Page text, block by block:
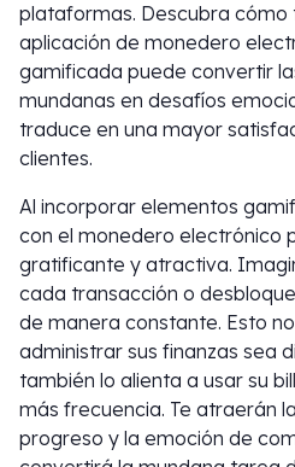
plataformas. Descubra cómo
aplicación de monedero
gamificada puede convertir
mundanas en desafíos
traduce en una mayor
clientes.
Al incorporar elementos
con el monedero electrónico
gratificante y atractiva.
cada transacción o
de manera constante. Esto
administrar sus finanzas sea
también lo alienta a usar su
más frecuencia. Te atraerán
progreso y la emoción de